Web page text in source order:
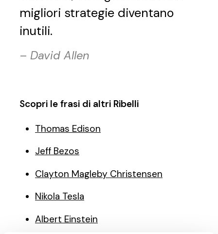
migliori strategie diventano
inutili.
– David Allen
Scopri le frasi di altri Ribelli
Thomas Edison
Jeff Bezos
Clayton Magleby Christensen
Nikola Tesla
Albert Einstein